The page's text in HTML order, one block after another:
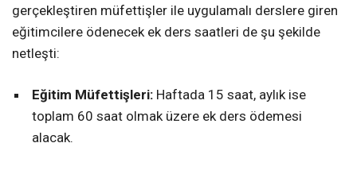
gerçekleştiren müfettişler ile uygulamalı derslere giren
eğitimcilere ödenecek ek ders saatleri de şu şekilde
netleşti:
Eğitim Müfettişleri: Haftada 15 saat, aylık ise
toplam 60 saat olmak üzere ek ders ödemesi
alacak.